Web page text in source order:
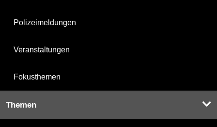
Polizeimeldungen
Veranstaltungen
Fokusthemen
Themen